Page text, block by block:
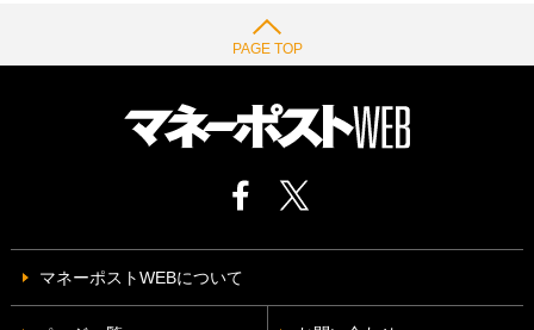
PAGE TOP
マネーポストWEBについて